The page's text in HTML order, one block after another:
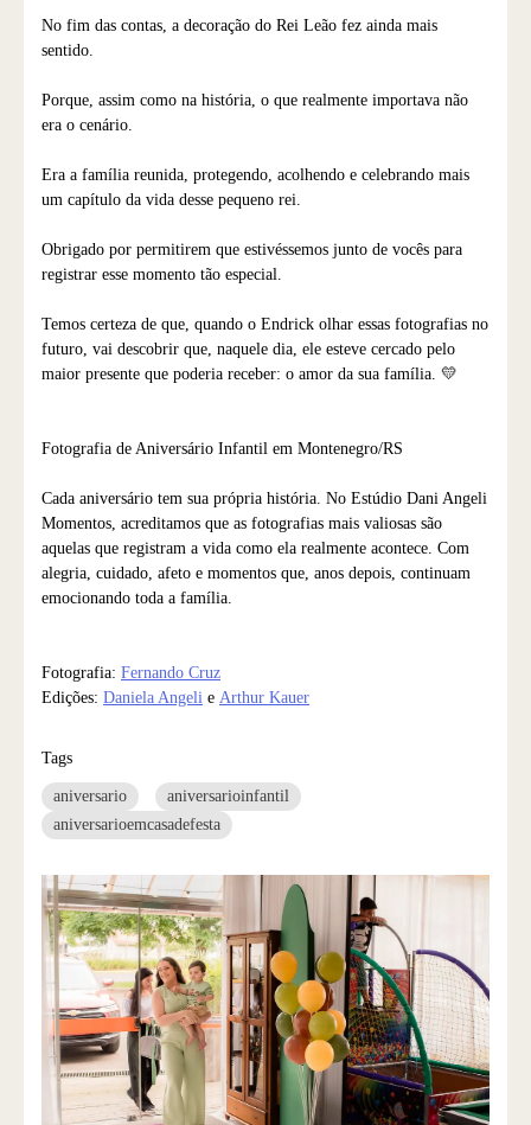
No fim das contas, a decoração do Rei Leão fez ainda mais
sentido.
Porque, assim como na história, o que realmente importava não
era o cenário.
Era a família reunida, protegendo, acolhendo e celebrando mais
um capítulo da vida desse pequeno rei.
Obrigado por permitirem que estivéssemos junto de vocês para
registrar esse momento tão especial.
Temos certeza de que, quando o Endrick olhar essas fotografias no
futuro, vai descobrir que, naquele dia, ele esteve cercado pelo
maior presente que poderia receber: o amor da sua família. 💛
Fotografia de Aniversário Infantil em Montenegro/RS
Cada aniversário tem sua própria história. No Estúdio Dani Angeli
Momentos, acreditamos que as fotografias mais valiosas são
aquelas que registram a vida como ela realmente acontece. Com
alegria, cuidado, afeto e momentos que, anos depois, continuam
emocionando toda a família.
Fotografia: Fernando Cruz
Edições: Daniela Angeli e Arthur Kauer
Tags
aniversario
aniversarioinfantil
aniversarioemcasadefesta